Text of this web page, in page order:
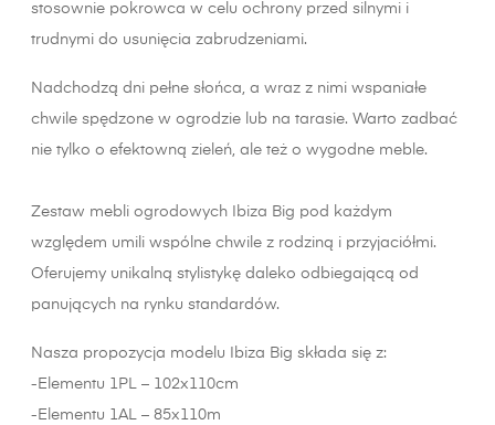
stosownie pokrowca w celu ochrony przed silnymi i
trudnymi do usunięcia zabrudzeniami.
Nadchodzą dni pełne słońca, a wraz z nimi wspaniałe
chwile spędzone w ogrodzie lub na tarasie. Warto zadbać
nie tylko o efektowną zieleń, ale też o wygodne meble.
Zestaw mebli ogrodowych Ibiza Big pod każdym
względem umili wspólne chwile z rodziną i przyjaciółmi.
Oferujemy unikalną stylistykę daleko odbiegającą od
panujących na rynku standardów.
Nasza propozycja modelu Ibiza Big składa się z:
-Elementu 1PL – 102x110cm
-Elementu 1AL – 85x110m